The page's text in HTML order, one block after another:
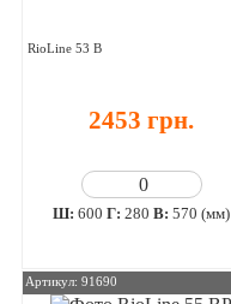
RioLine 53 В
2453 грн.
Ш:600 Г:280 В:570 (мм)
Артикул: 91690